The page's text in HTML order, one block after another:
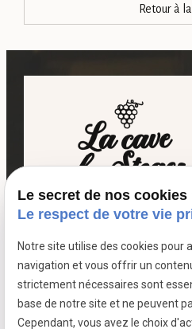
Retour à
Siret :39799787500026
Le secret de nos cookies
Le respect de votre vie
Notre site utilise des cookies pour
navigation et vous offrir un
strictement nécessaires sont
base de notre site et ne peuvent
Cependant, vous avez le choix